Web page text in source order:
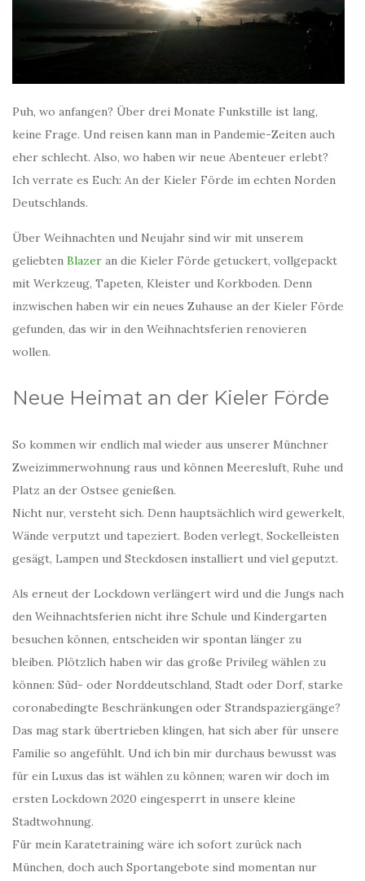
Puh, wo anfangen? Über drei Monate Funkstille ist lang,
keine Frage. Und reisen kann man in Pandemie-Zeiten auch
eher schlecht. Also, wo haben wir neue Abenteuer erlebt?
Ich verrate es Euch: An der Kieler Förde im echten Norden
Deutschlands.
Über Weihnachten und Neujahr sind wir mit unserem
geliebten Blazer an die Kieler Förde getuckert, vollgepackt
mit Werkzeug, Tapeten, Kleister und Korkboden. Denn
inzwischen haben wir ein neues Zuhause an der Kieler Förde
gefunden, das wir in den Weihnachtsferien renovieren
wollen.
Neue Heimat an der Kieler Förde
So kommen wir endlich mal wieder aus unserer Münchner
Zweizimmerwohnung raus und können Meeresluft, Ruhe und
Platz an der Ostsee genießen.
Nicht nur, versteht sich. Denn hauptsächlich wird gewerkelt,
Wände verputzt und tapeziert. Boden verlegt, Sockelleisten
gesägt, Lampen und Steckdosen installiert und viel geputzt.
Als erneut der Lockdown verlängert wird und die Jungs nach
den Weihnachtsferien nicht ihre Schule und Kindergarten
besuchen können, entscheiden wir spontan länger zu
bleiben. Plötzlich haben wir das große Privileg wählen zu
können: Süd- oder Norddeutschland, Stadt oder Dorf, starke
coronabedingte Beschränkungen oder Strandspaziergänge?
Das mag stark übertrieben klingen, hat sich aber für unsere
Familie so angefühlt. Und ich bin mir durchaus bewusst was
für ein Luxus das ist wählen zu können; waren wir doch im
ersten Lockdown 2020 eingesperrt in unsere kleine
Stadtwohnung.
Für mein Karatetraining wäre ich sofort zurück nach
München, doch auch Sportangebote sind momentan nur